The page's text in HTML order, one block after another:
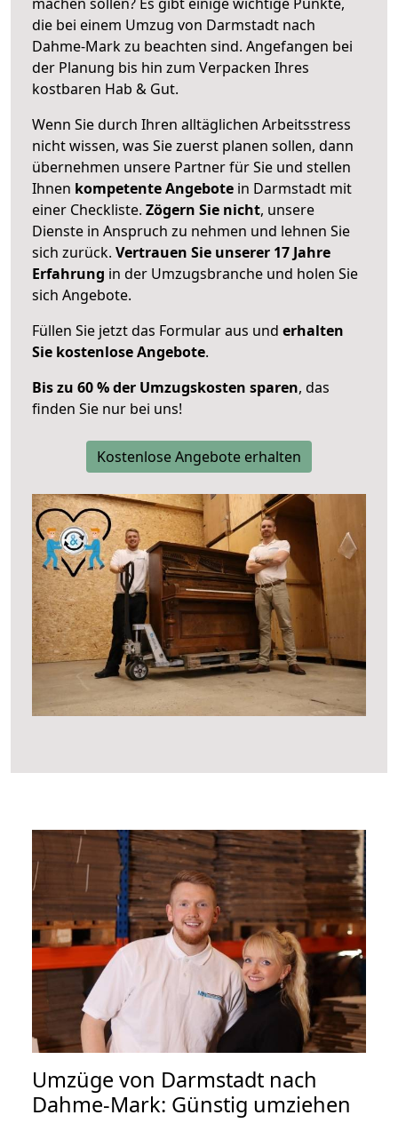
die bei einem Umzug von Darmstadt nach
Dahme-Mark zu beachten sind. Angefangen bei
der Planung bis hin zum Verpacken Ihres
kostbaren Hab & Gut.
Wenn Sie durch Ihren alltäglichen Arbeitsstress
nicht wissen, was Sie zuerst planen sollen, dann
übernehmen unsere Partner für Sie und stellen
Ihnen kompetente Angebote in Darmstadt mit
einer Checkliste. Zögern Sie nicht, unsere
Dienste in Anspruch zu nehmen und lehnen Sie
sich zurück. Vertrauen Sie unserer 17 Jahre
Erfahrung in der Umzugsbranche und holen Sie
sich Angebote.
Füllen Sie jetzt das Formular aus und erhalten
Sie kostenlose Angebote.
Bis zu 60 % der Umzugskosten sparen, das
finden Sie nur bei uns!
Kostenlose Angebote erhalten
Umzüge von Darmstadt nach
Dahme-Mark: Günstig umziehen